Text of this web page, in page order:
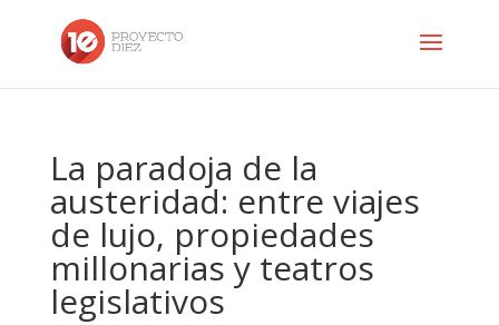
La paradoja de la
austeridad: entre viajes
de lujo, propiedades
millonarias y teatros
legislativos